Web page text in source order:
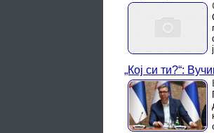
„Кој си ти?“: